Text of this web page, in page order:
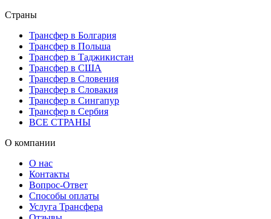
Страны
Трансфер в Болгария
Трансфер в Польша
Трансфер в Таджикистан
Трансфер в США
Трансфер в Словения
Трансфер в Словакия
Трансфер в Сингапур
Трансфер в Сербия
ВСЕ СТРАНЫ
О компании
О нас
Контакты
Вопрос-Ответ
Способы оплаты
Услуга Трансфера